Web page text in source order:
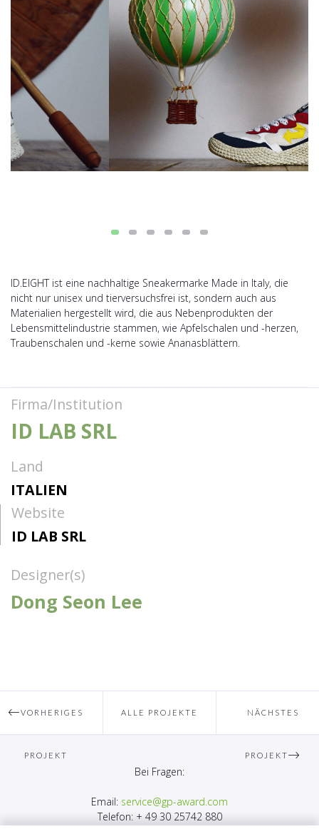
ID.EIGHT ist eine nachhaltige Sneakermarke Made in Italy, die
nicht nur unisex und tierversuchsfrei ist, sondern auch aus
Materialien hergestellt wird, die aus Nebenprodukten der
Lebensmittelindustrie stammen, wie Apfelschalen und -herzen,
Traubenschalen und -kerne sowie Ananasblättern.
Firma/Institution
ID LAB SRL
Land
ITALIEN
Website
ID LAB SRL
Designer(s)
Dong Seon Lee
VORHERIGES
PROJEKT
ALLE PROJEKTE NÄCHSTES
PROJEKT
Bei Fragen:
Email: service@gp-award.com
Telefon: + 49 30 25742 880